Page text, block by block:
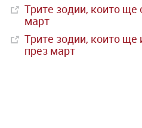
Трите зодии, които
март
Трите зодии, които
през март